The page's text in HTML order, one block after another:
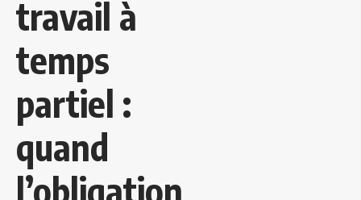
travail à
temps
partiel :
quand
l’obligation